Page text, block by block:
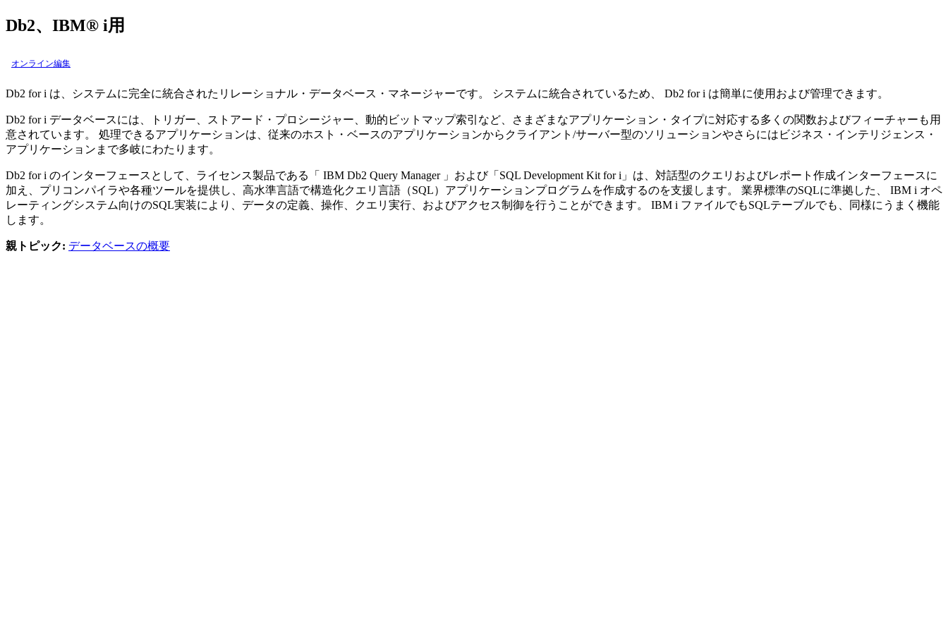
Db2、IBM® i用
オンライン編集
Db2 for i は、システムに完全に統合されたリレーショナル・データベース・マネージャーです。 システムに統合されているため、 Db2 for i は簡単に使用および管理できます。
Db2 for i データベースには、トリガー、ストアード・プロシージャー、動的ビットマップ索引など、さまざまなアプリケーション・タイプに対応する多くの関数およびフィーチャーも用
意されています。 処理できるアプリケーションは、従来のホスト・ベースのアプリケーションからクライアント/サーバー型のソリューションやさらにはビジネス・インテリジェンス・
アプリケーションまで多岐にわたります。
Db2 for i のインターフェースとして、ライセンス製品である「 IBM Db2 Query Manager」および「SQL Development Kit for i」は、対話型のクエリおよびレポート作成インターフェースに
加え、プリコンパイラや各種ツールを提供し、高水準言語で構造化クエリ言語（SQL）アプリケーションプログラムを作成するのを支援します。 業界標準のSQLに準拠した、 IBM i オペ
レーティングシステム向けのSQL実装により、データの定義、操作、クエリ実行、およびアクセス制御を行うことができます。 IBM i ファイルでもSQLテーブルでも、同様にうまく機能
します。
親トピック: データベースの概要